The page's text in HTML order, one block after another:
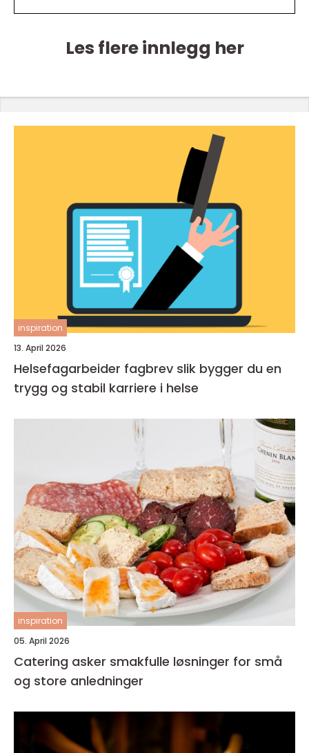
Les flere innlegg her
inspiration
13. April 2026
Helsefagarbeider fagbrev slik bygger du en
trygg og stabil karriere i helse
inspiration
05. April 2026
Catering asker smakfulle løsninger for små
og store anledninger